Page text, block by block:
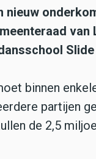
nieuw
binnen
partijen
de 2,5